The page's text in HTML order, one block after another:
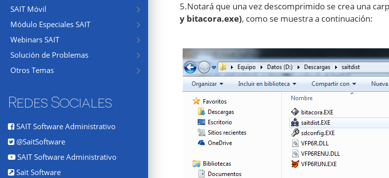
SAIT Móvil
Módulo Especiales SAIT
Webinars SAIT
Solución de Problemas
Otros Temas
Redes Sociales
SAIT Software Administrativo
@SaitSoftware
SAIT Software Administrativo
Sait Software
5.Notará que una vez descomprimido se crea una
y bitacora.exe), como se muestra a continuación: